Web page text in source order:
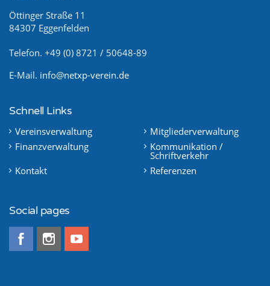
Öttinger Straße 11
84307 Eggenfelden
Telefon. +49 (0) 8721 / 50648-89
E-Mail. info@netxp-verein.de
Schnell Links
Vereinsverwaltung
Mitgliederverwaltung
Finanzverwaltung
Kommunikation /
Schriftverkehr
Kontakt
Referenzen
Social pages